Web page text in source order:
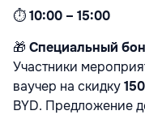
⏱️10:00 – 15:00
🎁 Специальный
Участники
ваучер на скидку
BYD. Предложение